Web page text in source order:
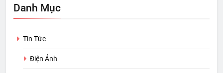
Danh Mục
Tin Tức
Điện Ảnh